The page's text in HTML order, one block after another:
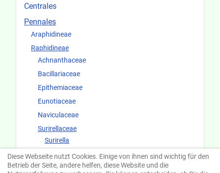
Centrales
Pennales
Araphidineae
Raphidineae
Achnanthaceae
Bacillariaceae
Epithemiaceae
Eunotiaceae
Naviculaceae
Surirellaceae
Surirella
Cymatopleura
Diese Webseite nutzt Cookies. Einige von ihnen sind wichtig für den
Betrieb der Seite, andere helfen, diese Website und die